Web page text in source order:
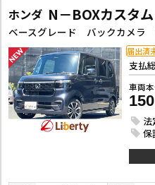
ホンダ N－BOXカスタム
支払
車両
法
保
届出済